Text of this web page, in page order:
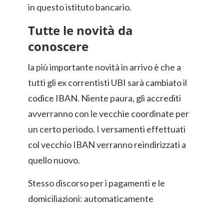
in questo istituto bancario.
Tutte le novità da
conoscere
la più importante novità in arrivo è che a
tutti gli ex correntisti UBI sarà cambiato il
codice IBAN. Niente paura, gli accrediti
avverranno con le vecchie coordinate per
un certo periodo. I versamenti effettuati
col vecchio IBAN verranno reindirizzati a
quello nuovo.
Stesso discorso per i pagamenti e le
domiciliazioni: automaticamente